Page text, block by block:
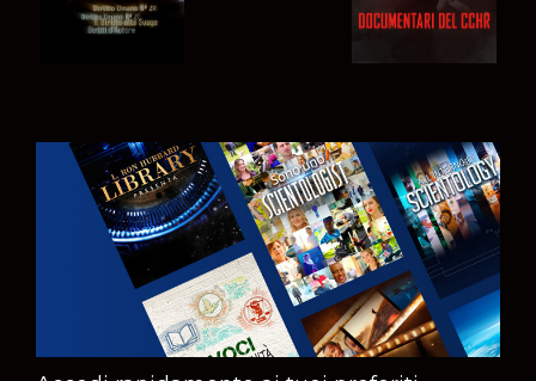
GUARDA
ESPLORA LE
SERIE